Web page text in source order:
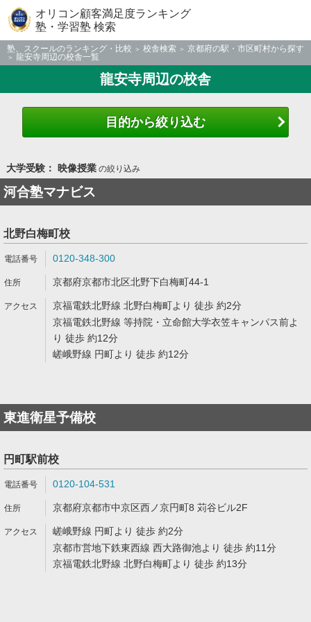
オリコン顧客満足度ランキング
塾・学習塾 検索
塾、スクールのランキング・比較 校舎検索
京都府の駅・市区町村から探す
龍安寺周辺の校舎一覧
龍安寺周辺の校舎
目的から絞り込む
大学受験： 映像授業の絞り込み
河合塾マナビス
北野白梅町校
0120-348-300
京都府京都市北区北野下白梅町44-1
京福電鉄北野線 北野白梅町より 徒歩 約2分
京福電鉄北野線 等持院・立命館大学衣笠キャンパス前よ
り 徒歩 約12分
嵯峨野線 円町より 徒歩 約12分
東進衛星予備校
円町駅前校
0120-104-531
京都府京都市中京区西ノ京円町8 苅谷ビル2F
嵯峨野線 円町より 徒歩 約2分
京都市営地下鉄東西線 西大路御池より 徒歩 約11分
京福電鉄北野線 北野白梅町より 徒歩 約13分